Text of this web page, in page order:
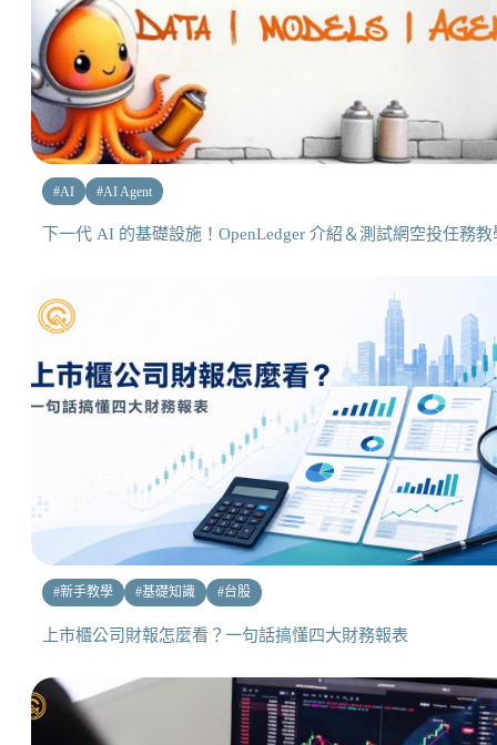
#AI #AI Agent
下一代 AI 的基礎設施！OpenLedger 介紹＆測試網空投任務教
#新手教學 #基礎知識 #台股
上市櫃公司財報怎麼看？一句話搞懂四大財務報表